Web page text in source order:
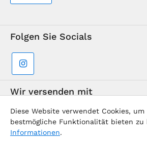
Folgen Sie Socials
Wir versenden mit
Diese Website verwendet Cookies,
bestmögliche Funktionalität bieten zu
Informationen.